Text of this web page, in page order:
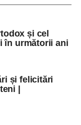
și cel
în următorii ani
și felicitări
|